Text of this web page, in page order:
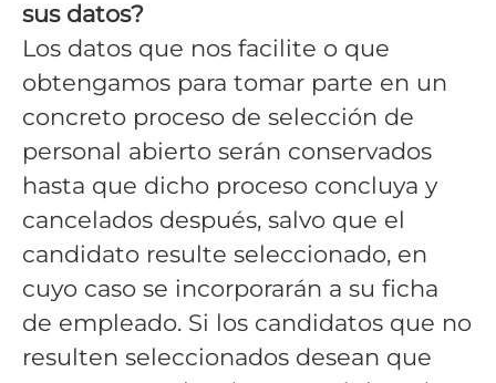
sus datos?
Los datos que nos facilite o que
obtengamos para tomar parte en un
concreto proceso de selección de
personal abierto serán conservados
hasta que dicho proceso concluya y
cancelados después, salvo que el
candidato resulte seleccionado, en
cuyo caso se incorporarán a su ficha
de empleado. Si los candidatos que no
resulten seleccionados desean que